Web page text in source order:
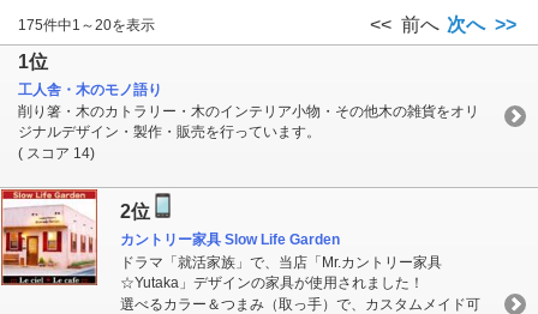
175件中1～20を表示 << 前へ 次へ >>
1位
工人舎・木のモノ語り
削り箸・木のカトラリー・木のインテリア小物・その他木の雑貨をオリ
ジナルデザイン・製作・販売を行っています。
( スコア 14)
2位
カントリー家具 Slow Life Garden
ドラマ「就活家族」で、当店「Mr.カントリー家具
☆Yutaka」デザインの家具が使用されました！
選べるカラー＆つまみ（取っ手）で、カスタムメイド可